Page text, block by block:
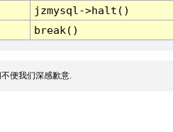
jzmysql->halt()
break()
便我们深感歉意.